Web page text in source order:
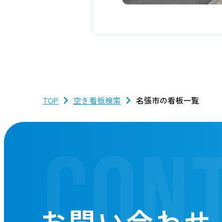
TOP 空き看板検索 名張市の看板一覧